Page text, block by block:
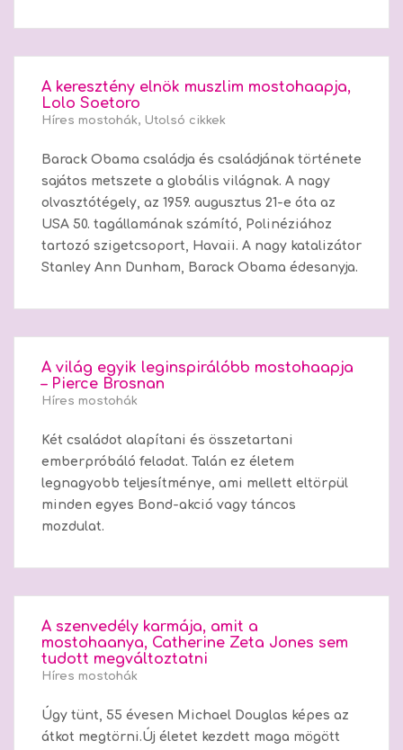
A keresztény elnök muszlim mostohaapja,
Lolo Soetoro
Híres mostohák, Utolsó cikkek
Barack Obama családja és családjának története
sajátos metszete a globális világnak. A nagy
olvasztótégely, az 1959. augusztus 21-e óta az
USA 50. tagállamának számító, Polinéziához
tartozó szigetcsoport, Havaii. A nagy katalizátor
Stanley Ann Dunham, Barack Obama édesanyja.
A világ egyik leginspirálóbb mostohaapja
– Pierce Brosnan
Híres mostohák
Két családot alapítani és összetartani
emberpróbáló feladat. Talán ez életem
legnagyobb teljesítménye, ami mellett eltörpül
minden egyes Bond-akció vagy táncos
mozdulat.
A szenvedély karmája, amit a
mostohaanya, Catherine Zeta Jones sem
tudott megváltoztatni
Híres mostohák
Úgy tünt, 55 évesen Michael Douglas képes az
átkot megtörni.Új életet kezdett maga mögött